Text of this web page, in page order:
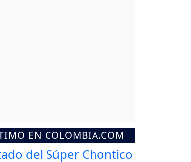
EN COLOMBIA.COM